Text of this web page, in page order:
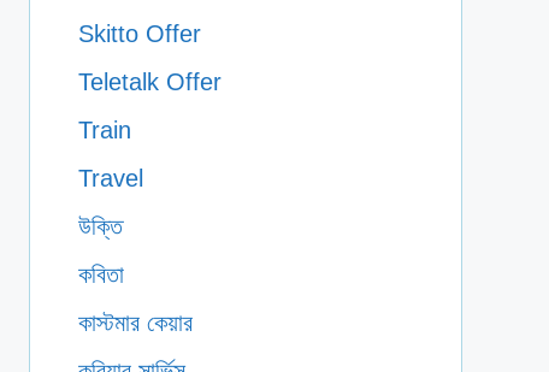
Skitto Offer
Teletalk Offer
Train
Travel
উক্তি
কবিতা
কাস্টমার কেয়ার